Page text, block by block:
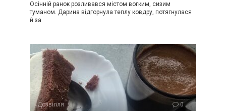
Осінній ранок розливався містом вогким, сизим
туманом. Дарина відгорнула теплу ковдру, потягнулася
й за
Дозвілля 0